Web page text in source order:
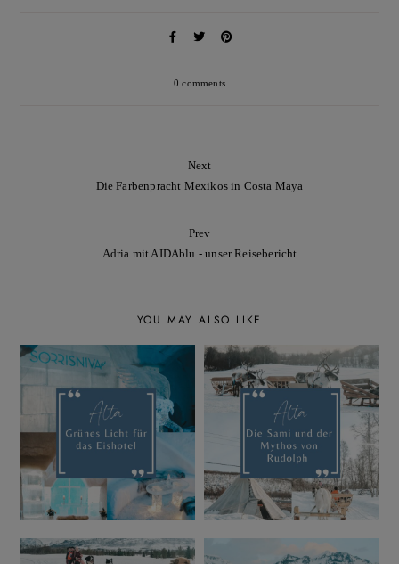
0 comments
Next
Die Farbenpracht Mexikos in Costa Maya
Prev
Adria mit AIDAblu - unser Reisebericht
YOU MAY ALSO LIKE